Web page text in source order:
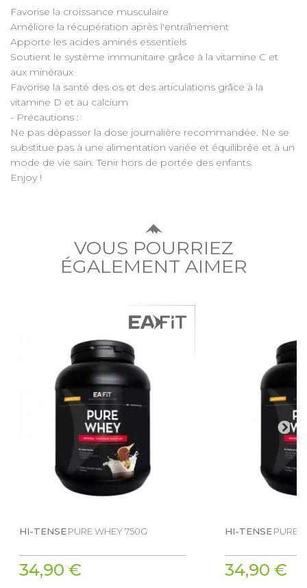
Favorise la croissance musculaire
Améliore la récupération après l'entraînement
Apporte les acides aminés essentiels
Soutient le système immunitaire grâce à la vitamine C et
aux minéraux
Favorise la santé des os et des articulations grâce à la
vitamine D et au calcium
- Précautions :
Ne pas dépasser la dose journalière recommandée. Ne se
substitue pas à une alimentation variée et équilibrée et à un
mode de vie sain. Tenir hors de portée des enfants.
Enjoy !
VOUS POURRIEZ
ÉGALEMENT AIMER
HI-TENSEPURE WHEY 750G
34,90 €
HI-TENSEPURE
34,90 €